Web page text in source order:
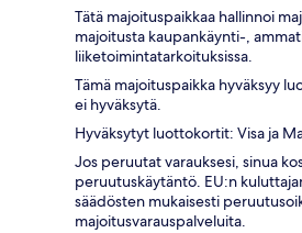
Tätä majoituspaikkaa hallinnoi
majoitusta kaupankäynti-,
liiketoimintatarkoituksissa.
Tämä majoituspaikka hyväksyy
ei hyväksytä.
Hyväksytyt luottokortit: Visa ja
Jos peruutat varauksesi, sinua
peruutuskäytäntö. EU:n
säädösten mukaisesti
majoitusvarauspalveluita.